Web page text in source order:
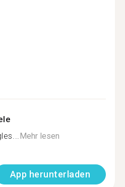
Mehr lesen
App herunterladen